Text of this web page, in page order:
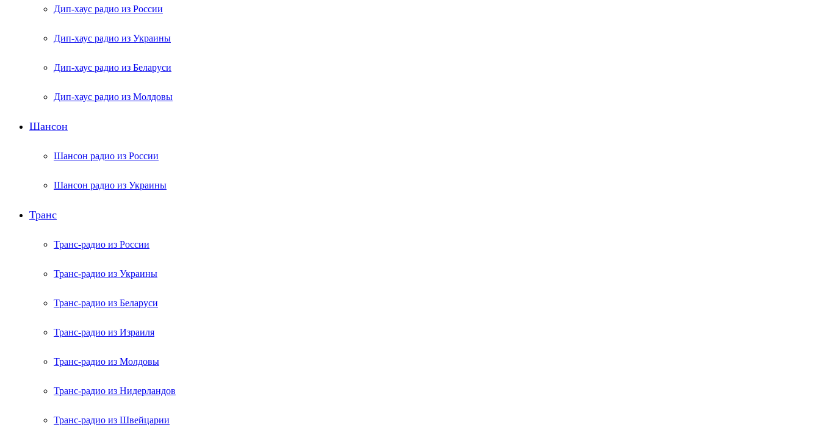
Дип-хаус радио из России
Дип-хаус радио из Украины
Дип-хаус радио из Беларуси
Дип-хаус радио из Молдовы
Шансон
Шансон радио из России
Шансон радио из Украины
Транс
Транс-радио из России
Транс-радио из Украины
Транс-радио из Беларуси
Транс-радио из Израиля
Транс-радио из Молдовы
Транс-радио из Нидерландов
Транс-радио из Швейцарии